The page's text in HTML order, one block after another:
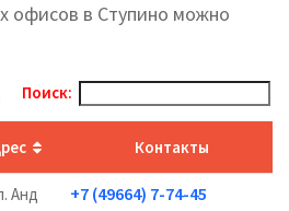
офисов в Ступино можно
Поиск:
Контакты
Анд
+7 (49664) 7-74-45